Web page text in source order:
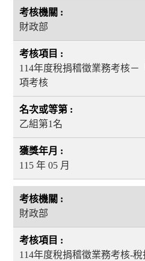
財政部
114年度稅捐稽徵業務考核－
項考核
乙組第1名
115 年 05 月
財政部
114年度稅捐稽徵業務考核-